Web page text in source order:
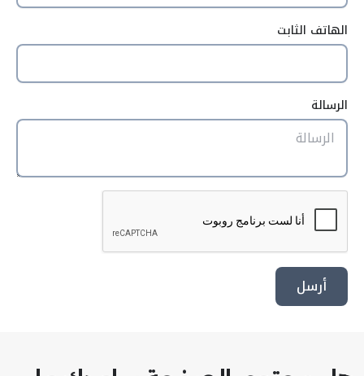
الهاتف الثابت
الرسالة
أرسل